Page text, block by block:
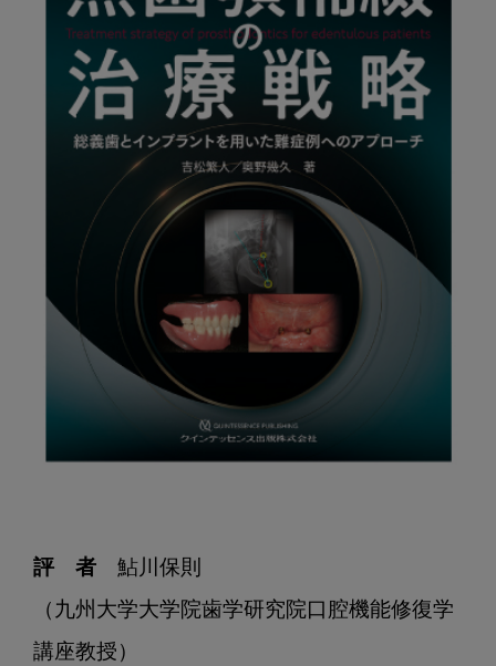
評　者 鮎川保則
（九州大学大学院歯学研究院口腔機能修復学
講座教授）